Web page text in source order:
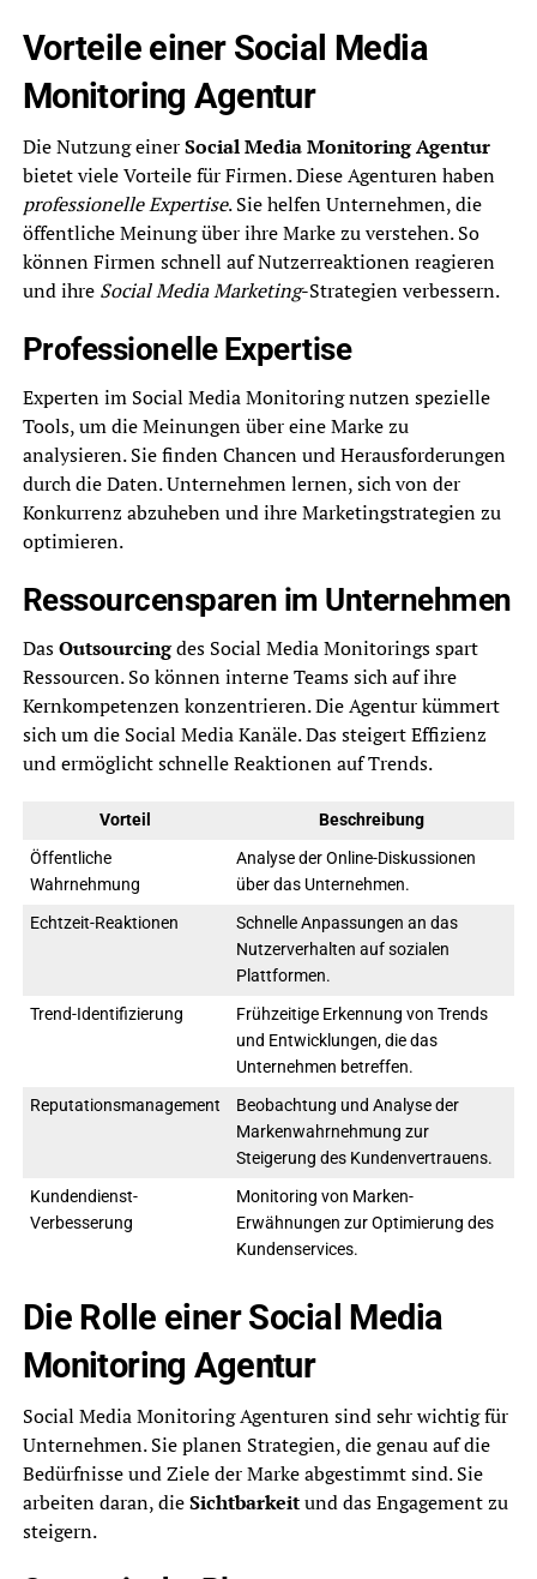
Vorteile einer Social Media
Monitoring Agentur
Die Nutzung einerSocial Media Monitoring Agentur
bietet viele Vorteile für Firmen. Diese Agenturen haben
professionelle Expertise. Sie helfen Unternehmen, die
öffentliche Meinung über ihre Marke zu verstehen. So
können Firmen schnell auf Nutzerreaktionen reagieren
und ihre Social Media Marketing-Strategien verbessern.
Professionelle Expertise
Experten im Social Media Monitoring nutzen spezielle
Tools, um die Meinungen über eine Marke zu
analysieren. Sie finden Chancen und Herausforderungen
durch die Daten. Unternehmen lernen, sich von der
Konkurrenz abzuheben und ihre Marketingstrategien zu
optimieren.
Ressourcensparen im Unternehmen
DasOutsourcingdes Social Media Monitorings spart
Ressourcen. So können interne Teams sich auf ihre
Kernkompetenzen konzentrieren. Die Agentur kümmert
sich um die Social Media Kanäle. Das steigert Effizienz
und ermöglicht schnelle Reaktionen auf Trends.
Vorteil
Beschreibung
Öffentliche
Wahrnehmung
Analyse der Online-Diskussionen
über das Unternehmen.
Echtzeit-Reaktionen
Schnelle Anpassungen an das
Nutzerverhalten auf sozialen
Plattformen.
Trend-Identifizierung
Frühzeitige Erkennung von Trends
und Entwicklungen, die das
Unternehmen betreffen.
Reputationsmanagement
Beobachtung und Analyse der
Markenwahrnehmung zur
Steigerung des Kundenvertrauens.
Kundendienst-
Verbesserung
Monitoring von Marken-
Erwähnungen zur Optimierung des
Kundenservices.
Die Rolle einer Social Media
Monitoring Agentur
Social Media Monitoring Agenturen sind sehr wichtig für
Unternehmen. Sie planen Strategien, die genau auf die
Bedürfnisse und Ziele der Marke abgestimmt sind. Sie
arbeiten daran, dieSichtbarkeitund das Engagement zu
steigern.